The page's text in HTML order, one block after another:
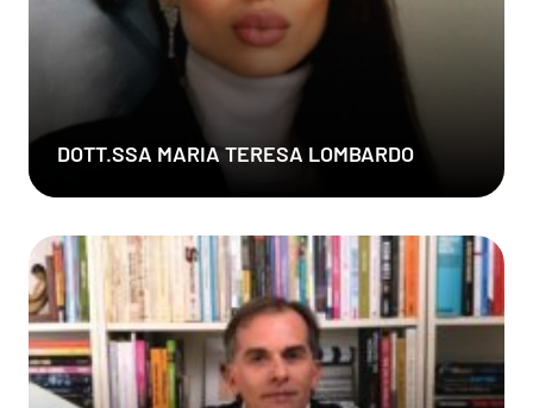
DOTT.SSA MARIA TERESA LOMBARDO